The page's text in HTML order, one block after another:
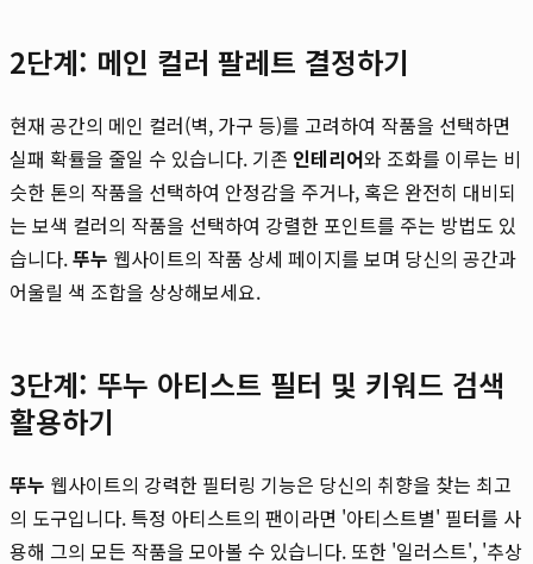
2단계: 메인 컬러 팔레트 결정하기
현재 공간의 메인 컬러(벽, 가구 등)를 고려하여 작품을 선택하면
실패 확률을 줄일 수 있습니다. 기존 인테리어와 조화를 이루는 비
슷한 톤의 작품을 선택하여 안정감을 주거나, 혹은 완전히 대비되
는 보색 컬러의 작품을 선택하여 강렬한 포인트를 주는 방법도 있
습니다.뚜누 웹사이트의 작품 상세 페이지를 보며 당신의 공간과
어울릴 색 조합을 상상해보세요.
3단계: 뚜누 아티스트 필터 및 키워드 검색
활용하기
뚜누 웹사이트의 강력한 필터링 기능은 당신의 취향을 찾는 최고
의 도구입니다. 특정 아티스트의 팬이라면 '아티스트별' 필터를 사
용해 그의 모든 작품을 모아볼 수 있습니다. 또한 '일러스트', '추상